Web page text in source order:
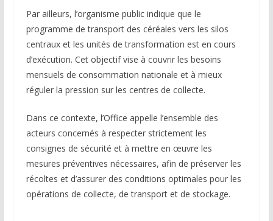
Par ailleurs, l’organisme public indique que le
programme de transport des céréales vers les silos
centraux et les unités de transformation est en cours
d’exécution. Cet objectif vise à couvrir les besoins
mensuels de consommation nationale et à mieux
réguler la pression sur les centres de collecte.
Dans ce contexte, l’Office appelle l’ensemble des
acteurs concernés à respecter strictement les
consignes de sécurité et à mettre en œuvre les
mesures préventives nécessaires, afin de préserver les
récoltes et d’assurer des conditions optimales pour les
opérations de collecte, de transport et de stockage.